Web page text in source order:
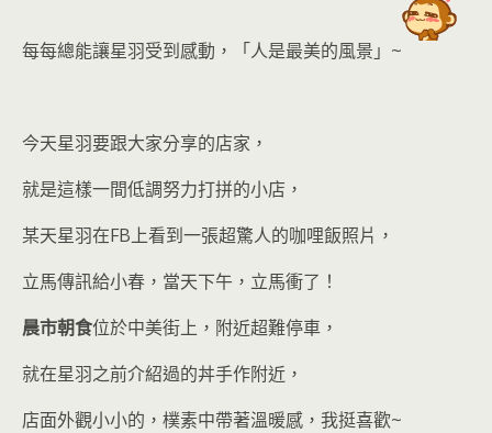
每每總能讓星羽受到感動，「人是最美的風景」~
今天星羽要跟大家分享的店家，
就是這樣一間低調努力打拼的小店，
某天星羽在FB上看到一張超驚人的咖哩飯照片，
立馬傳訊給小春，當天下午，立馬衝了！
晨市朝食位於中美街上，附近超難停車，
就在星羽之前介紹過的丼手作附近，
店面外觀小小的，樸素中帶著溫暖感 ，我挺喜歡~